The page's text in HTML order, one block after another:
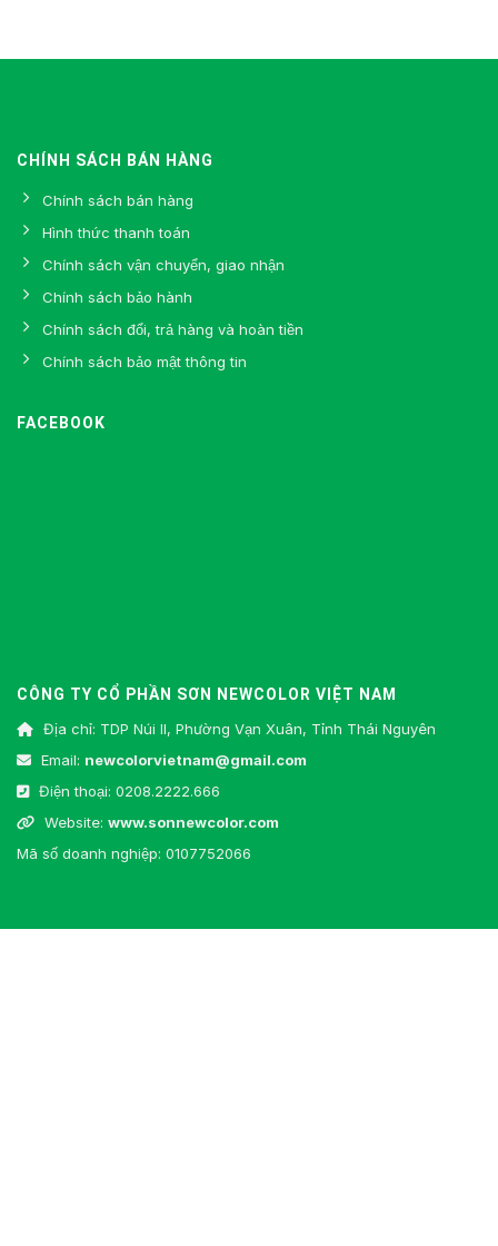
CHÍNH SÁCH BÁN HÀNG
Chính sách bán hàng
Hình thức thanh toán
Chính sách vận chuyển, giao nhận
Chính sách bảo hành
Chính sách đổi, trả hàng và hoàn tiền
Chính sách bảo mật thông tin
FACEBOOK
CÔNG TY CỔ PHẦN SƠN NEWCOLOR VIỆT NAM
Địa chỉ: TDP Núi II, Phường Vạn Xuân, Tỉnh Thái Nguyên
Email: newcolorvietnam@gmail.com
Điện thoại: 0208.2222.666
Website: www.sonnewcolor.com
Mã số doanh nghiệp: 0107752066